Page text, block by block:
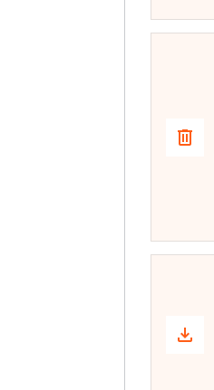
delete
download